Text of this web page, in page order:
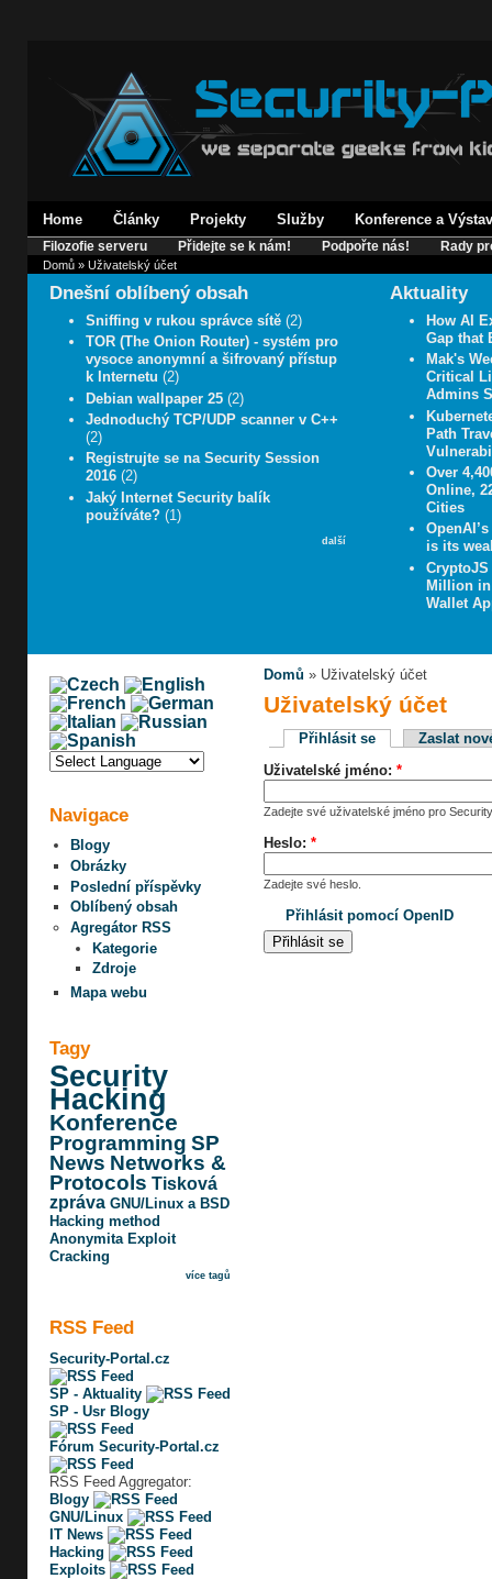
Home Články Projekty Služby Konference a
Filozofie serveru Přidejte se k nám! Podpořte nás! Rady
Domů» Uživatelský účet
Dnešní oblíbený obsah
Sniffing v rukou správce sítě (2)
TOR (The Onion Router) - systém pro
vysoce anonymní a šifrovaný přístup
k Internetu (2)
Debian wallpaper 25 (2)
Jednoduchý TCP/UDP scanner v C++
(2)
Registrujte se na Security Session
2016 (2)
Jaký Internet Security balík
používáte? (1)
další
Aktuality
How AI
Gap that
Mak's
Critical
Admins
Path
Over
Online,
Cities
is its
CryptoJS
Million in
Wallet
Navigace
Blogy
Obrázky
Poslední příspěvky
Oblíbený obsah
Agregátor RSS
Kategorie
Zdroje
Mapa webu
Tagy
Security
Hacking
Konference
Programming SP
News Networks &
Protocols Tisková
zpráva GNU/Linux a BSD
Hacking method
Anonymita Exploit
Cracking
více tagů
RSS Feed
Security-Portal.cz
SP - Aktuality
SP - Usr Blogy
Fórum Security-Portal.cz
RSS Feed Aggregator:
Blogy
GNU/Linux
IT News
Hacking
Exploits
Domů » Uživatelský účet
Uživatelský účet
Přihlásit se
Zaslat
Uživatelské jméno: *
Zadejte své uživatelské jméno pro
Heslo: *
Zadejte své heslo.
Přihlásit pomocí OpenID